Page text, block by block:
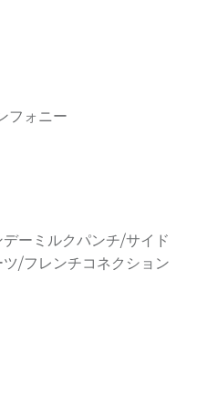
フォニー
ーミルクパンチ/サイド
/フレンチコネクション